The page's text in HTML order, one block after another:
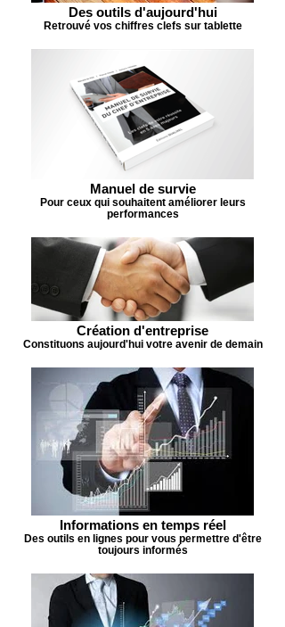
Des outils d'aujourd'hui
Retrouvé vos chiffres clefs sur tablette
Manuel de survie
Pour ceux qui souhaitent améliorer leurs
performances
Création d'entreprise
Constituons aujourd'hui votre avenir de demain
Informations en temps réel
Des outils en lignes pour vous permettre d'être
toujours informés